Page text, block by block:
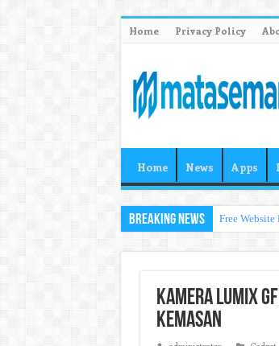
Home Privacy Policy
Home News Apps
Breaking News Free
Kamera Lumix
Kemasan